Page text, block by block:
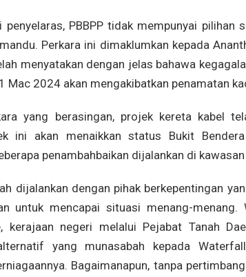
penyelaras, PBBPP tidak mempunyai pilihan
Perkara ini dimaklumkan kepada
menyatakan dengan jelas bahawa
Mac 2024 akan mengakibatkan penamatan
yang berasingan, projek kereta kabel
ini akan menaikkan status Bukit
penambahbaikan dijalankan di
dijalankan dengan pihak berkepentingan
untuk mencapai situasi menang-menang.
kerajaan negeri melalui Pejabat Tanah
yang munasabah kepada
Bagaimanapun, tanpa